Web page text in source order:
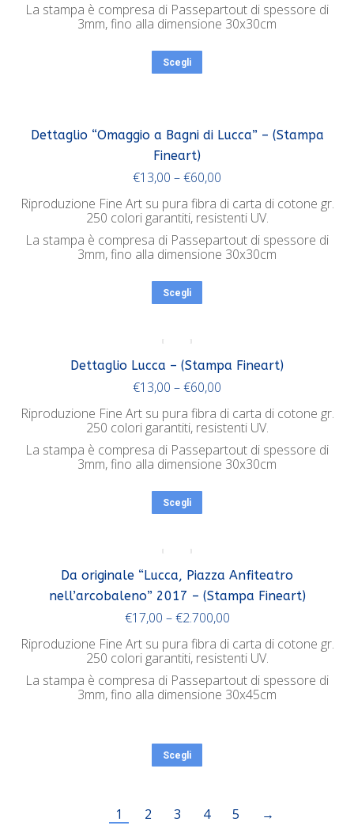
La stampa è compresa di Passepartout di spessore di
3mm, fino alla dimensione 30x30cm
Scegli
Dettaglio “Omaggio a Bagni di Lucca” – (Stampa
Fineart)
€13,00 –€60,00
Riproduzione Fine Art su pura fibra di carta di cotone gr.
250 colori garantiti, resistenti UV.
La stampa è compresa di Passepartout di spessore di
3mm, fino alla dimensione 30x30cm
Scegli
Dettaglio Lucca – (Stampa Fineart)
€13,00 –€60,00
Riproduzione Fine Art su pura fibra di carta di cotone gr.
250 colori garantiti, resistenti UV.
La stampa è compresa di Passepartout di spessore di
3mm, fino alla dimensione 30x30cm
Scegli
Da originale “Lucca, Piazza Anfiteatro
nell’arcobaleno” 2017 – (Stampa Fineart)
€17,00 –€2.700,00
Riproduzione Fine Art su pura fibra di carta di cotone gr.
250 colori garantiti, resistenti UV.
La stampa è compresa di Passepartout di spessore di
3mm, fino alla dimensione 30x45cm
Scegli
1 2 3 4 5 →